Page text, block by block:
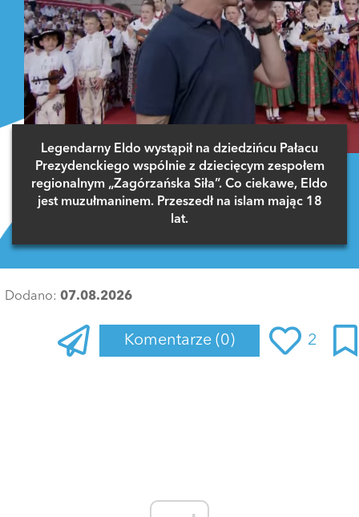
Legendarny Eldo wystąpił na dziedzińcu Pałacu
Prezydenckiego wspólnie z dziecięcym zespołem
regionalnym „Zagórzańska Siła”. Co ciekawe, Eldo
jest muzułmaninem. Przeszedł na islam mając 18
lat.
Dodano: 07.08.2026
Komentarze (0) 2